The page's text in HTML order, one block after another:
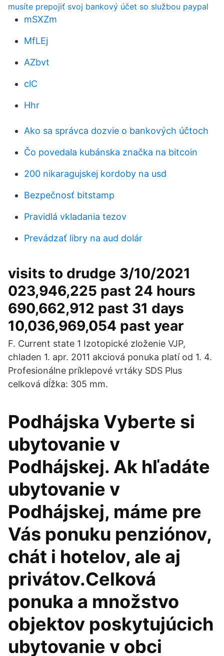
musíte prepojiť svoj bankový účet so službou paypal
mSXZm
MfLEj
AZbvt
clC
Hhr
Ako sa správca dozvie o bankových účtoch
Čo povedala kubánska značka na bitcoin
200 nikaragujskej kordoby na usd
Bezpečnosť bitstamp
Pravidlá vkladania tezov
Prevádzať libry na aud dolár
visits to drudge 3/10/2021
023,946,225 past 24 hours
690,662,912 past 31 days
10,036,969,054 past year
F. Current state 1 Izotopické zloženie VJP,
chladen 1. apr. 2011 akciová ponuka platí od 1. 4.
Profesionálne príklepové vrtáky SDS Plus
celková dĺžka: 305 mm.
Podhájska Vyberte si
ubytovanie v
Podhájskej. Ak hľadáte
ubytovanie v
Podhájskej, máme pre
Vás ponuku penziónov,
chát i hotelov, ale aj
privátov.Celková
ponuka a množstvo
objektov poskytujúcich
ubytovanie v obci